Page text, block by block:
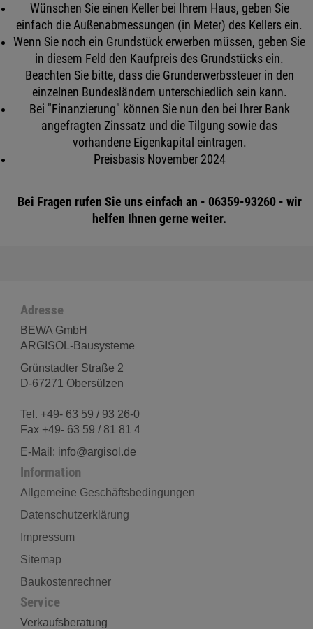
Wünschen Sie einen Keller bei Ihrem Haus, geben Sie
einfach die Außenabmessungen (in Meter) des Kellers ein.
Wenn Sie noch ein Grundstück erwerben müssen, geben Sie
in diesem Feld den Kaufpreis des Grundstücks ein.
Beachten Sie bitte, dass die Grunderwerbssteuer in den
einzelnen Bundesländern unterschiedlich sein kann.
Bei "Finanzierung" können Sie nun den bei Ihrer Bank
angefragten Zinssatz und die Tilgung sowie das
vorhandene Eigenkapital eintragen.
Preisbasis November 2024
Bei Fragen rufen Sie uns einfach an - 06359-93260 - wir
helfen Ihnen gerne weiter.
Adresse
BEWA GmbH
ARGISOL-Bausysteme
Grünstadter Straße 2
D-67271 Obersülzen
Tel. +49- 63 59 / 93 26-0
Fax +49- 63 59 / 81 81 4
E-Mail: info@argisol.de
Information
Allgemeine Geschäftsbedingungen
Datenschutzerklärung
Impressum
Sitemap
Baukostenrechner
Service
Verkaufsberatung